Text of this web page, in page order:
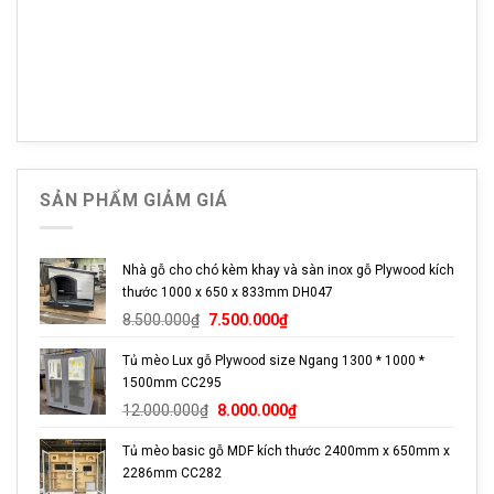
thoáng mát, sạch sẽ, phù hợp với khí hậu nhiệt đới nóng ẩm
của Việt Nam
Thiết kế tủ mèo xinh xắn
Tủ gỗ nuôi mèo thiết kế 1 tầng kèm hộc mèo trên cao độc
đáo, rộng lớn nên thích hợp với những gia đình mèo đông
thành viên. Toàn bộ nhà mèo được sửa dụng gỗ Plywood,
đảm bảo độ bền vượt thời gian.
SẢN PHẨM GIẢM GIÁ
Nhà gỗ cho chó kèm khay và sàn inox gỗ Plywood kích
thước 1000 x 650 x 833mm DH047
8.500.000₫ Giá
là:
8.500.000₫.
7.500.000₫Giá
tại
7.500.000₫.
Tủ mèo Lux gỗ Plywood size Ngang 1300 * 1000 *
1500mm CC295
12.000.000₫ Giá
là:
12.000.000₫.
8.000.000₫Giá
tại
Tủ mèo basic gỗ MDF kích thước 2400mm x 650mm x
2286mm CC282